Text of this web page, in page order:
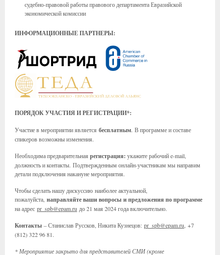
судебно-правовой работы правового департамента Евразийской
экономической комиссии
ИНФОРМАЦИОННЫЕ ПАРТНЕРЫ:
ПОРЯДОК УЧАСТИЯ И РЕГИСТРАЦИИ*:
Участие в мероприятии является бесплатным. В программе и составе
спикеров возможны изменения.
Необходима предварительная регистрация: укажите рабочий e-mail,
должность и контакты. Подтвержденным онлайн-участникам мы направим
детали подключения накануне мероприятия.
Чтобы сделать нашу дискуссию наиболее актуальной,
пожалуйста, направляйте ваши вопросы и предложения по программе
на адрес pr_spb@epam.ru до 21 мая 2024 года включительно.
Контакты – Станислав Руссков, Никита Кузнецов: pr_spb@epam.ru , +7
(812) 322 96 81.
* Мероприятие закрыто для представителей СМИ (кроме